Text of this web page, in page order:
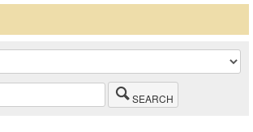
SEARCH